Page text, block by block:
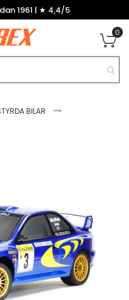
1961 | ★ 4,4/5
0
BILAR